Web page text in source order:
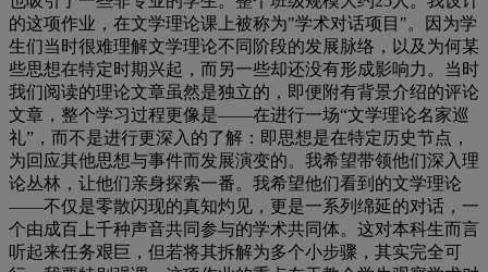
的这项作业，在文学理论课上被称为"学术对话项目 "。因为学
生们当时很难理解文学理论不同阶段的发展脉络，以及为何某
些思想在特定时期兴起，而另一些却还没有形成影响力。当时
我们阅读的理论文章虽然是独立的，即便附有背景介绍的评论
文章，整个学习过程更像是——在进行一场“文学理论名家巡
礼” ，而不是进行更深入的了解：即思想是在特定历史节点，
为回应其他思想与事件而发展演变的。我希望带领他们深入理
论丛林，让他们亲身探索一番。我希望他们看到的文学理论
——不仅是零散闪现的真知灼见，更是一系列绵延的对话，一
个由成百上千种声音共同参与的学术共同体。这对本科生而言
听起来任务艰巨，但若将其拆解为多个小步骤，其实完全可